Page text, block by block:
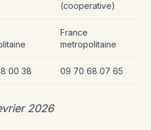
(cooperative)
France
metropolitaine
00 38 09 70 68 07 65
2026